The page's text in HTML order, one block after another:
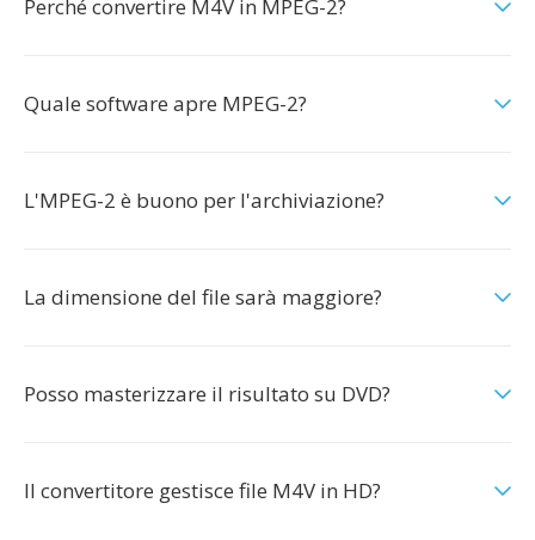
Perché convertire M4V in MPEG-2?
Quale software apre MPEG-2?
L'MPEG-2 è buono per l'archiviazione?
La dimensione del file sarà maggiore?
Posso masterizzare il risultato su DVD?
Il convertitore gestisce file M4V in HD?